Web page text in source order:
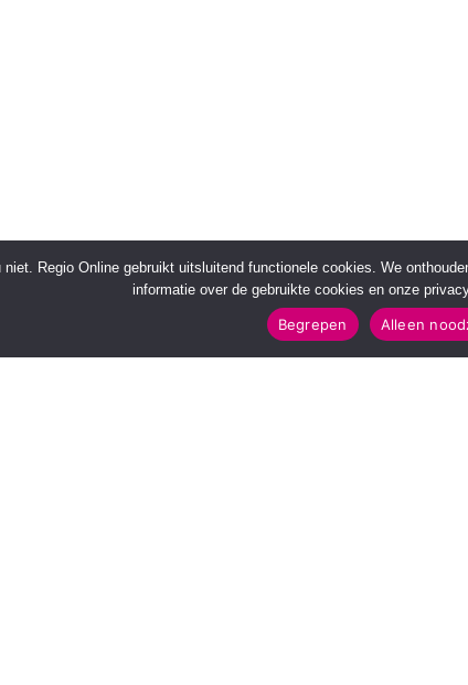
Regio Online gebruikt uitsluitend functionele cookies. We
informatie over de gebruikte cookies en onze
Begrepen Alleen